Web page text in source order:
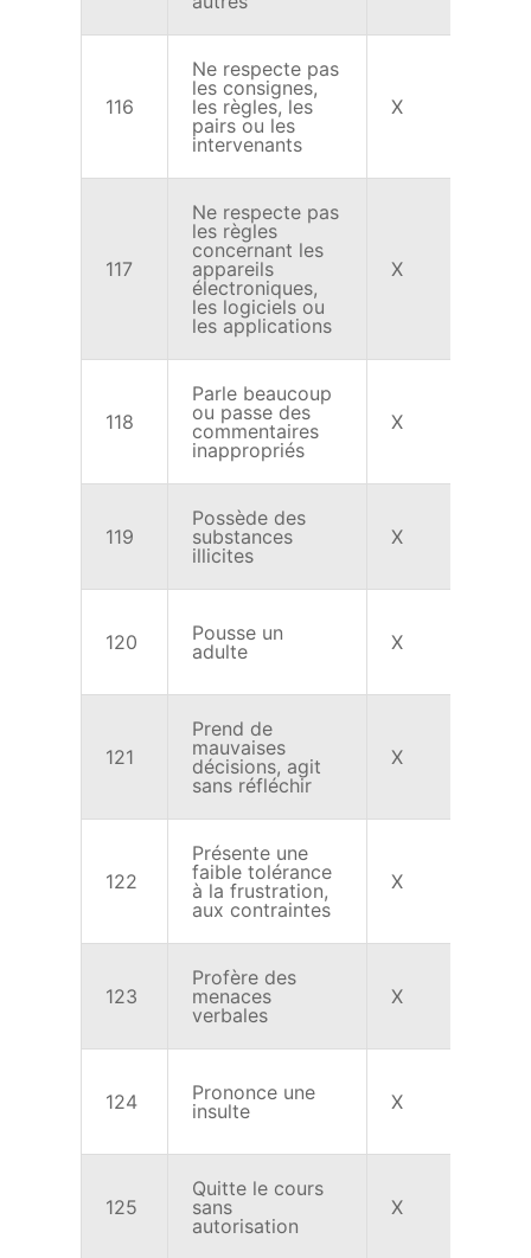
116
Ne respecte pas
les consignes,
les règles, les
pairs ou les
intervenants
X
117
Ne respecte pas
les règles
concernant les
appareils
électroniques,
les logiciels ou
les applications
X
118
Parle beaucoup
ou passe des
commentaires
inappropriés
X
119
Possède des
substances
illicites
X
120
Pousse un
adulte
X
121
Prend de
mauvaises
décisions, agit
sans réfléchir
X
122
Présente une
faible tolérance
à la frustration,
aux contraintes
X
123
Profère des
menaces
verbales
X
124
Prononce une
insulte
X
125
Quitte le cours
sans
autorisation
X